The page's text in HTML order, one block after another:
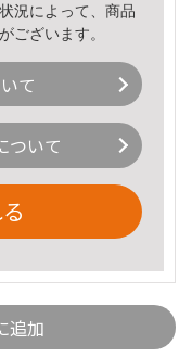
況によって、商品
ございます。
て
ついて
追加